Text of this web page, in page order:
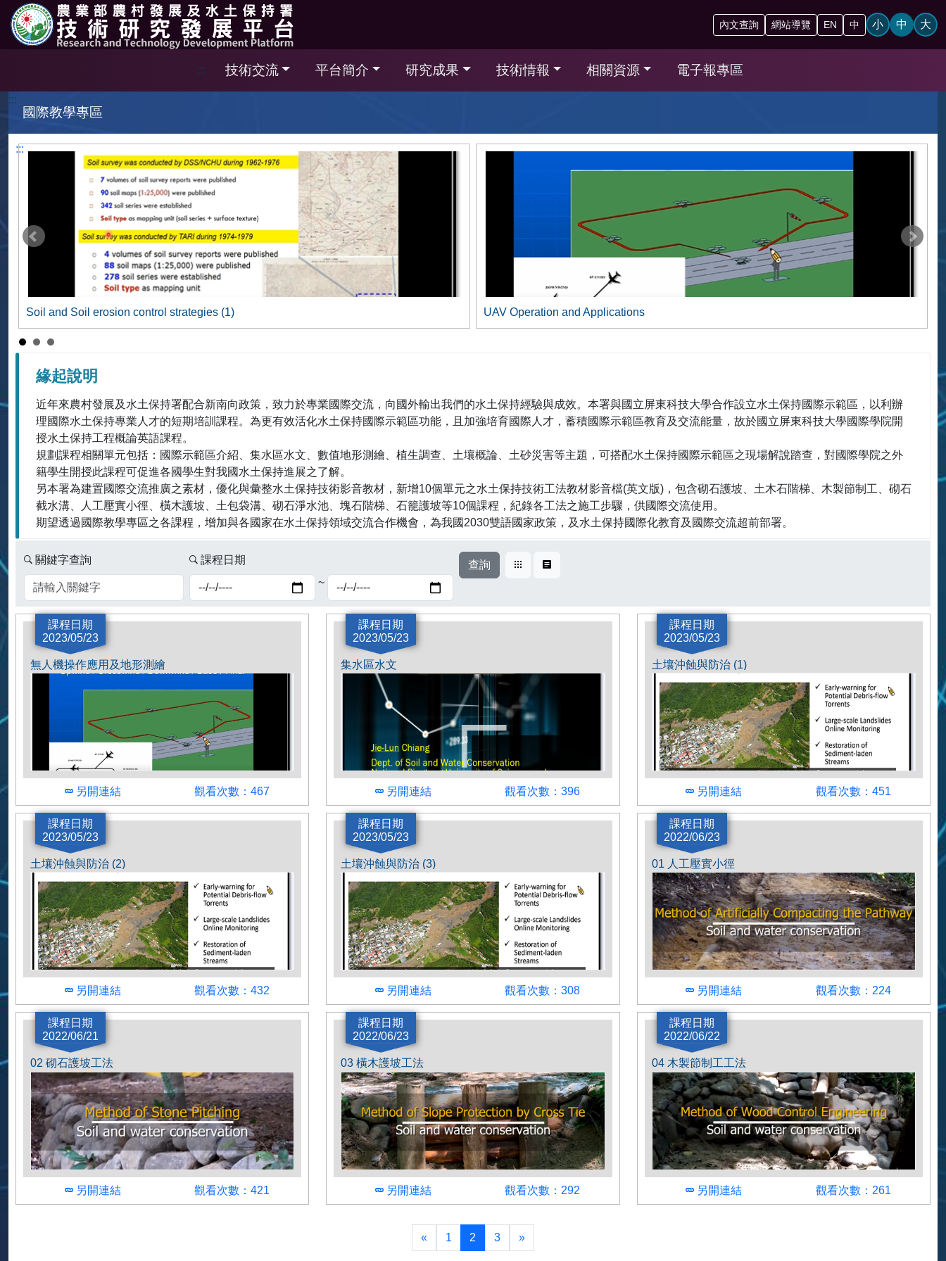
跳到主要內容區塊
內文查詢 網站導覽 EN 中 小 中 大
::: 技術交流 平台簡介 研究成果 技術情報 相關資源 電子報專區
:::
國際教學專區
:::
作者
Soil and Soil erosion control strategies (1) UAV Operation and Applications
緣起說明
近年來農村發展及水土保持署配合新南向政策，致力於專業國際交流，向國外輸出我們的水土保持經驗與成效。本署與國立屏東科技大學合作設立水土保持國際示範區，以利辦
理國際水土保持專業人才的短期培訓課程。為更有效活化水土保持國際示範區功能，且加強培育國際人才，蓄積國際示範區教育及交流能量，故於國立屏東科技大學國際學院開
授水土保持工程概論英語課程。
規劃課程相關單元包括：國際示範區介紹、集水區水文、數值地形測繪、植生調查、土壤概論、土砂災害等主題，可搭配水土保持國際示範區之現場解說踏查，對國際學院之外
籍學生開授此課程可促進各國學生對我國水土保持進展之了解。
另本署為建置國際交流推廣之素材，優化與彙整水土保持技術影音教材，新增10個單元之水土保持技術工法教材影音檔(英文版)，包含砌石護坡、土木石階梯、木製節制工、砌石
截水溝、人工壓實小徑、橫木護坡、土包袋溝、砌石淨水池、塊石階梯、石籠護坡等10個課程，紀錄各工法之施工步驟，供國際交流使用。
期望透過國際教學專區之各課程，增加與各國家在水土保持領域交流合作機會，為我國2030雙語國家政策，及水土保持國際化教育及國際交流超前部署。
關鍵字查詢
課程日期
課程日期起
~ 課程日期訖
查詢 卡片式表格式
課程日期
2023/05/23
講師
江介倫
簡介
內容介紹無人機的發展歷程、無人機在水土保持的
應用及地形測繪的應用、無人機相關法規及各個級
別之考照內容（基本級、高級G1、G2、G3）…等
等
無人機操作應用及地形測繪
另開連結 觀看次數：467
課程日期
2023/05/23
講師
江介倫
簡介
內容主要包含基礎水文學、單位歷線、如何應用空
拍機測繪地形產製地表模型、如何應用地理資訊系
統進行集水區流路分析及集水區劃定與徐昇氏多邊
形法計算平均降雨權重…等等
集水區水文
另開連結 觀看次數：396
課程日期
2023/05/23
講師
吳嘉俊
簡介
內容主要包含何謂集水區、說明土壤沖蝕的種類及
過程以及所造成的問題和影響、介紹依不同的崩塌
速度與土石粒徑所分成的崩塌類型、介紹臺灣崩塌
案例…等等，最後展示由屏科大所製作的來社溪模
型，模擬降雨後來社溪的沖蝕情況。
土壤沖蝕與防治 (1)
另開連結 觀看次數：451
課程日期
2023/05/23
講師
吳嘉俊
簡介
內容主要包含何謂集水區、說明土壤沖蝕的種類及
過程以及所造成的問題和影響、介紹依不同的崩塌
速度與土石粒徑所分成的崩塌類型、介紹臺灣崩塌
案例…等等，最後展示由屏科大所製作的來社溪模
型，模擬降雨後來社溪的沖蝕情況。
土壤沖蝕與防治 (2)
另開連結 觀看次數：432
課程日期
2023/05/23
講師
吳嘉俊
簡介
內容主要包含何謂集水區、說明土壤沖蝕的種類及
過程以及所造成的問題和影響、介紹依不同的崩塌
速度與土石粒徑所分成的崩塌類型、介紹臺灣崩塌
案例…等等，最後展示由屏科大所製作的來社溪模
型，模擬降雨後來社溪的沖蝕情況。
土壤沖蝕與防治 (3)
另開連結 觀看次數：308
課程日期
2022/06/23
講師
農村發展及水土保持署
簡介
人工壓實小徑係無痕步道工法的一種，採用手持夯
實機進行步道路面整理，以達便於民眾親近自然的
同時，最低限度影響環境的功用。
01 人工壓實小徑
另開連結 觀看次數：224
課程日期
2022/06/21
02 砌石護坡工法
另開連結 觀看次數：421
課程日期
2022/06/23
農村發展及水土保持署
03 橫木護坡工法
另開連結 觀看次數：292
課程日期
2022/06/22
04 木製節制工工法
另開連結 觀看次數：261
« 1 2 3 »